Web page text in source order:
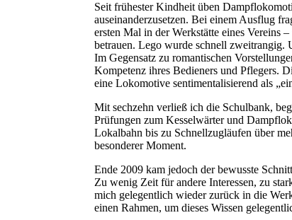
Seit frühester Kindheit üben
auseinanderzusetzen. Bei einem Ausflug
ersten Mal in der Werkstätte eines Vereins
betrauen. Lego wurde schnell zweitrangig.
Im Gegensatz zu romantischen
Kompetenz ihres Bedieners und Pflegers.
eine Lokomotive sentimentalisierend als
Mit sechzehn verließ ich die Schulbank,
Prüfungen zum Kesselwärter und
Lokalbahn bis zu Schnellzugläufen über
besonderer Moment.
Ende 2009 kam jedoch der bewusste
Zu wenig Zeit für andere Interessen, zu
mich gelegentlich wieder zurück in die
einen Rahmen, um dieses Wissen